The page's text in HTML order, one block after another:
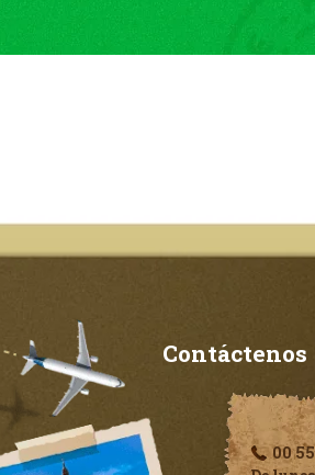
Contáctenos
00